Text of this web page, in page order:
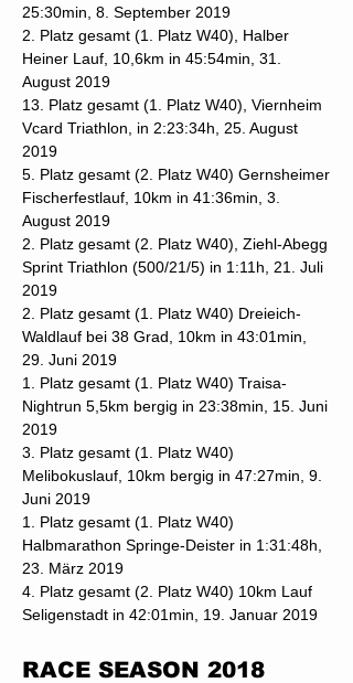
25:30min, 8. September 2019
2. Platz gesamt (1. Platz W40), Halber
Heiner Lauf, 10,6km in 45:54min, 31.
August 2019
13. Platz gesamt (1. Platz W40), Viernheim
Vcard Triathlon, in 2:23:34h, 25. August
2019
5. Platz gesamt (2. Platz W40) Gernsheimer
Fischerfestlauf, 10km in 41:36min, 3.
August 2019
2. Platz gesamt (2. Platz W40), Ziehl-Abegg
Sprint Triathlon (500/21/5) in 1:11h, 21. Juli
2019
2. Platz gesamt (1. Platz W40) Dreieich-
Waldlauf bei 38 Grad, 10km in 43:01min,
29. Juni 2019
1. Platz gesamt (1. Platz W40) Traisa-
Nightrun 5,5km bergig in 23:38min, 15. Juni
2019
3. Platz gesamt (1. Platz W40)
Melibokuslauf, 10km bergig in 47:27min, 9.
Juni 2019
1. Platz gesamt (1. Platz W40)
Halbmarathon Springe-Deister in 1:31:48h,
23. März 2019
4. Platz gesamt (2. Platz W40) 10km Lauf
Seligenstadt in 42:01min, 19. Januar 2019
RACE SEASON 2018